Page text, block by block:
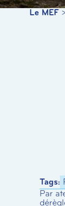
Le MEF >
Tags:
Par